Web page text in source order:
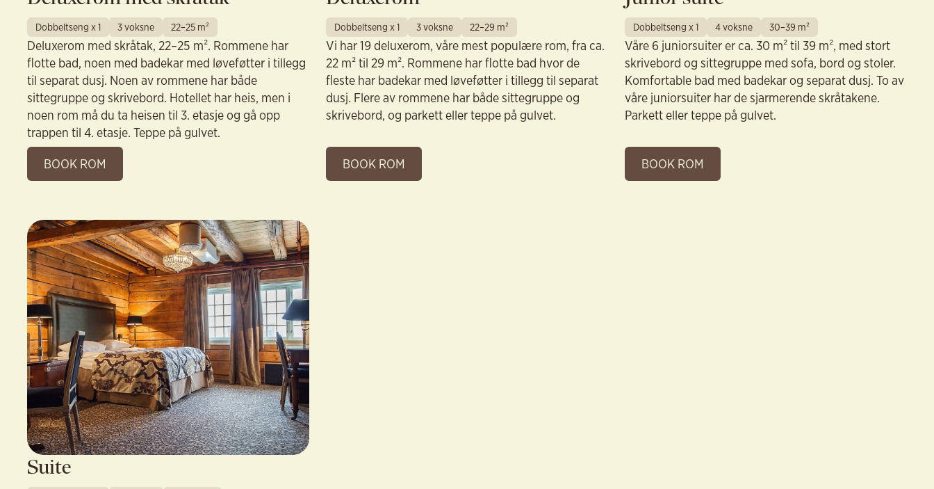
Dobbeltseng x 1 3 voksne 22–25 m²
Deluxerom med skråtak, 22–25 m². Rommene har
flotte bad, noen med badekar med løveføtter i tillegg
til separat dusj. Noen av rommene har både
sittegruppe og skrivebord. Hotellet har heis, men i
noen rom må du ta heisen til 3. etasje og gå opp
trappen til 4. etasje. Teppe på gulvet.
BOOK ROM
Dobbeltseng x 1 3 voksne 22–29 m²
Vi har 19 deluxerom, våre mest populære rom, fra ca.
22 m² til 29 m². Rommene har flotte bad hvor de
fleste har badekar med løveføtter i tillegg til separat
dusj. Flere av rommene har både sittegruppe og
skrivebord, og parkett eller teppe på gulvet.
BOOK ROM
Dobbeltseng x 1 4 voksne 30–39 m²
Våre 6 juniorsuiter er ca. 30 m² til 39 m², med stort
skrivebord og sittegruppe med sofa, bord og stoler.
Komfortable bad med badekar og separat dusj. To av
våre juniorsuiter har de sjarmerende skråtakene.
Parkett eller teppe på gulvet.
BOOK ROM
Suite